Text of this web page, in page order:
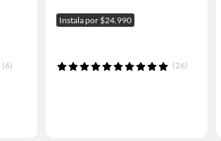
(6)
Instala por $24.990
(26)